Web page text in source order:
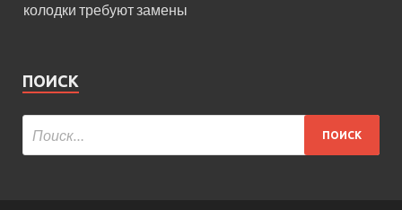
колодки требуют замены
ПОИСК